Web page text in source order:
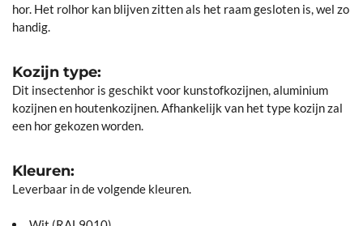
hor. Het rolhor kan blijven zitten als het raam gesloten is, wel zo
handig.
Kozijn type:
Dit insectenhor is geschikt voor kunstofkozijnen, aluminium
kozijnen en houtenkozijnen. Afhankelijk van het type kozijn zal
een hor gekozen worden.
Kleuren:
Leverbaar in de volgende kleuren.